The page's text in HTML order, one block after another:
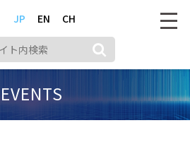
JP EN CH
EVENTS